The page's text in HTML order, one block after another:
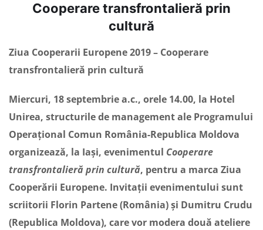
Cooperare transfrontalieră prin
cultură
Ziua Cooperarii Europene 2019 – Cooperare
transfrontalieră prin cultură
Miercuri, 18 septembrie a.c., orele 14.00, la Hotel
Unirea, structurile de management ale Programului
Operațional Comun România-Republica Moldova
organizează, la Iași, evenimentul Cooperare
transfrontalieră prin cultură, pentru a marca Ziua
Cooperării Europene. Invitații evenimentului sunt
scriitorii Florin Partene (România) și Dumitru Crudu
(Republica Moldova), care vor modera două ateliere